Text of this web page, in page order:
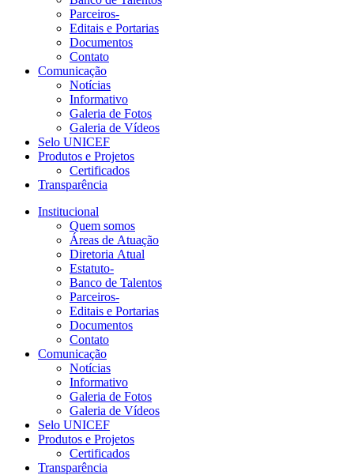
Parceiros-
Editais e Portarias
Documentos
Contato
Comunicação
Notícias
Informativo
Galeria de Fotos
Galeria de Vídeos
Selo UNICEF
Produtos e Projetos
Certificados
Transparência
Institucional
Quem somos
Áreas de Atuação
Diretoria Atual
Estatuto-
Banco de Talentos
Parceiros-
Editais e Portarias
Documentos
Contato
Comunicação
Notícias
Informativo
Galeria de Fotos
Galeria de Vídeos
Selo UNICEF
Produtos e Projetos
Certificados
Transparência